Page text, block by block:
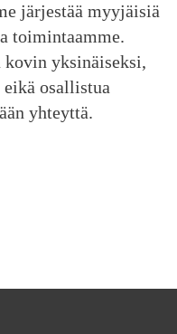
järjestää myyjäisiä
toimintaamme.
kovin yksinäiseksi,
osallistua
yhteyttä.